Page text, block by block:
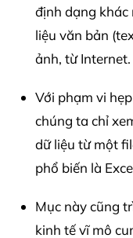
định dạng khác
liệu văn bản
ảnh, từ Internet.
Với phạm vi
chúng ta chỉ
dữ liệu từ một
phổ biến là
Mục này cũng
kinh tế vĩ mô